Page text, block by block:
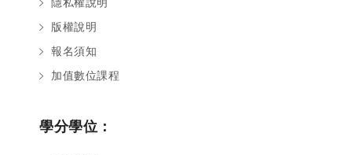
版權說明
報名須知
加值數位課程
學分學位：